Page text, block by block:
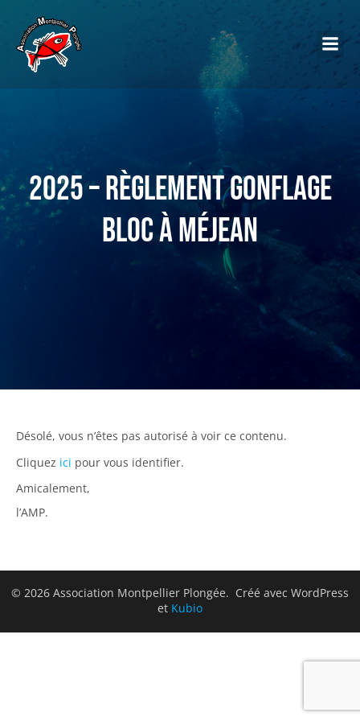
2025 – Règlement Gonflage
Bloc à Méjean
Désolé, vous n’êtes pas autorisé à voir ce contenu.
Cliquez ici pour vous identifier.
Amicalement,
l’AMP.
© 2026 Association Montpellier Plongée. Créé avec WordPress
et Kubio